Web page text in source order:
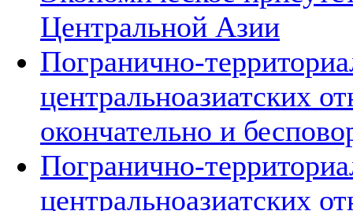
Центральной Азии
Погранично-
центральноазиатских
окончательно и
Погранично-
центральноазиатских